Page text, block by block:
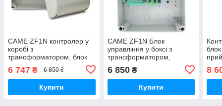
CAME ZF1N контролер у
коробі з
трансформатором, блок
двостулкових воріт
6 747 ₴ 6 850 ₴
Купити
CAME ZF1N Блок
управління у боксі з
трансформатором,
контролер для розпашних
воріт
6 850₴
Купити
8